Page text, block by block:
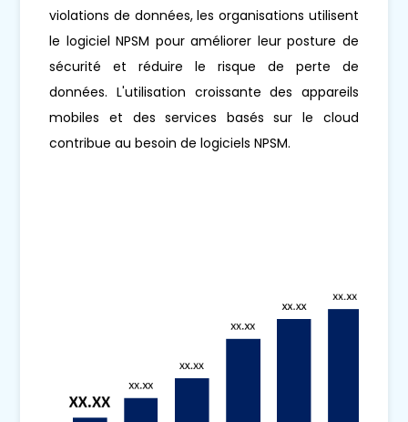
violations de données, les organisations utilisent
le logiciel NPSM pour améliorer leur posture de
sécurité et réduire le risque de perte de
données. L'utilisation croissante des appareils
mobiles et des services basés sur le cloud
contribue au besoin de logiciels NPSM.